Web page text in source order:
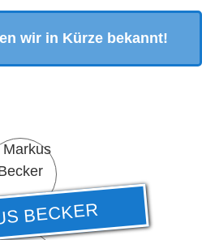
wir in Kürze bekannt!
BECKER